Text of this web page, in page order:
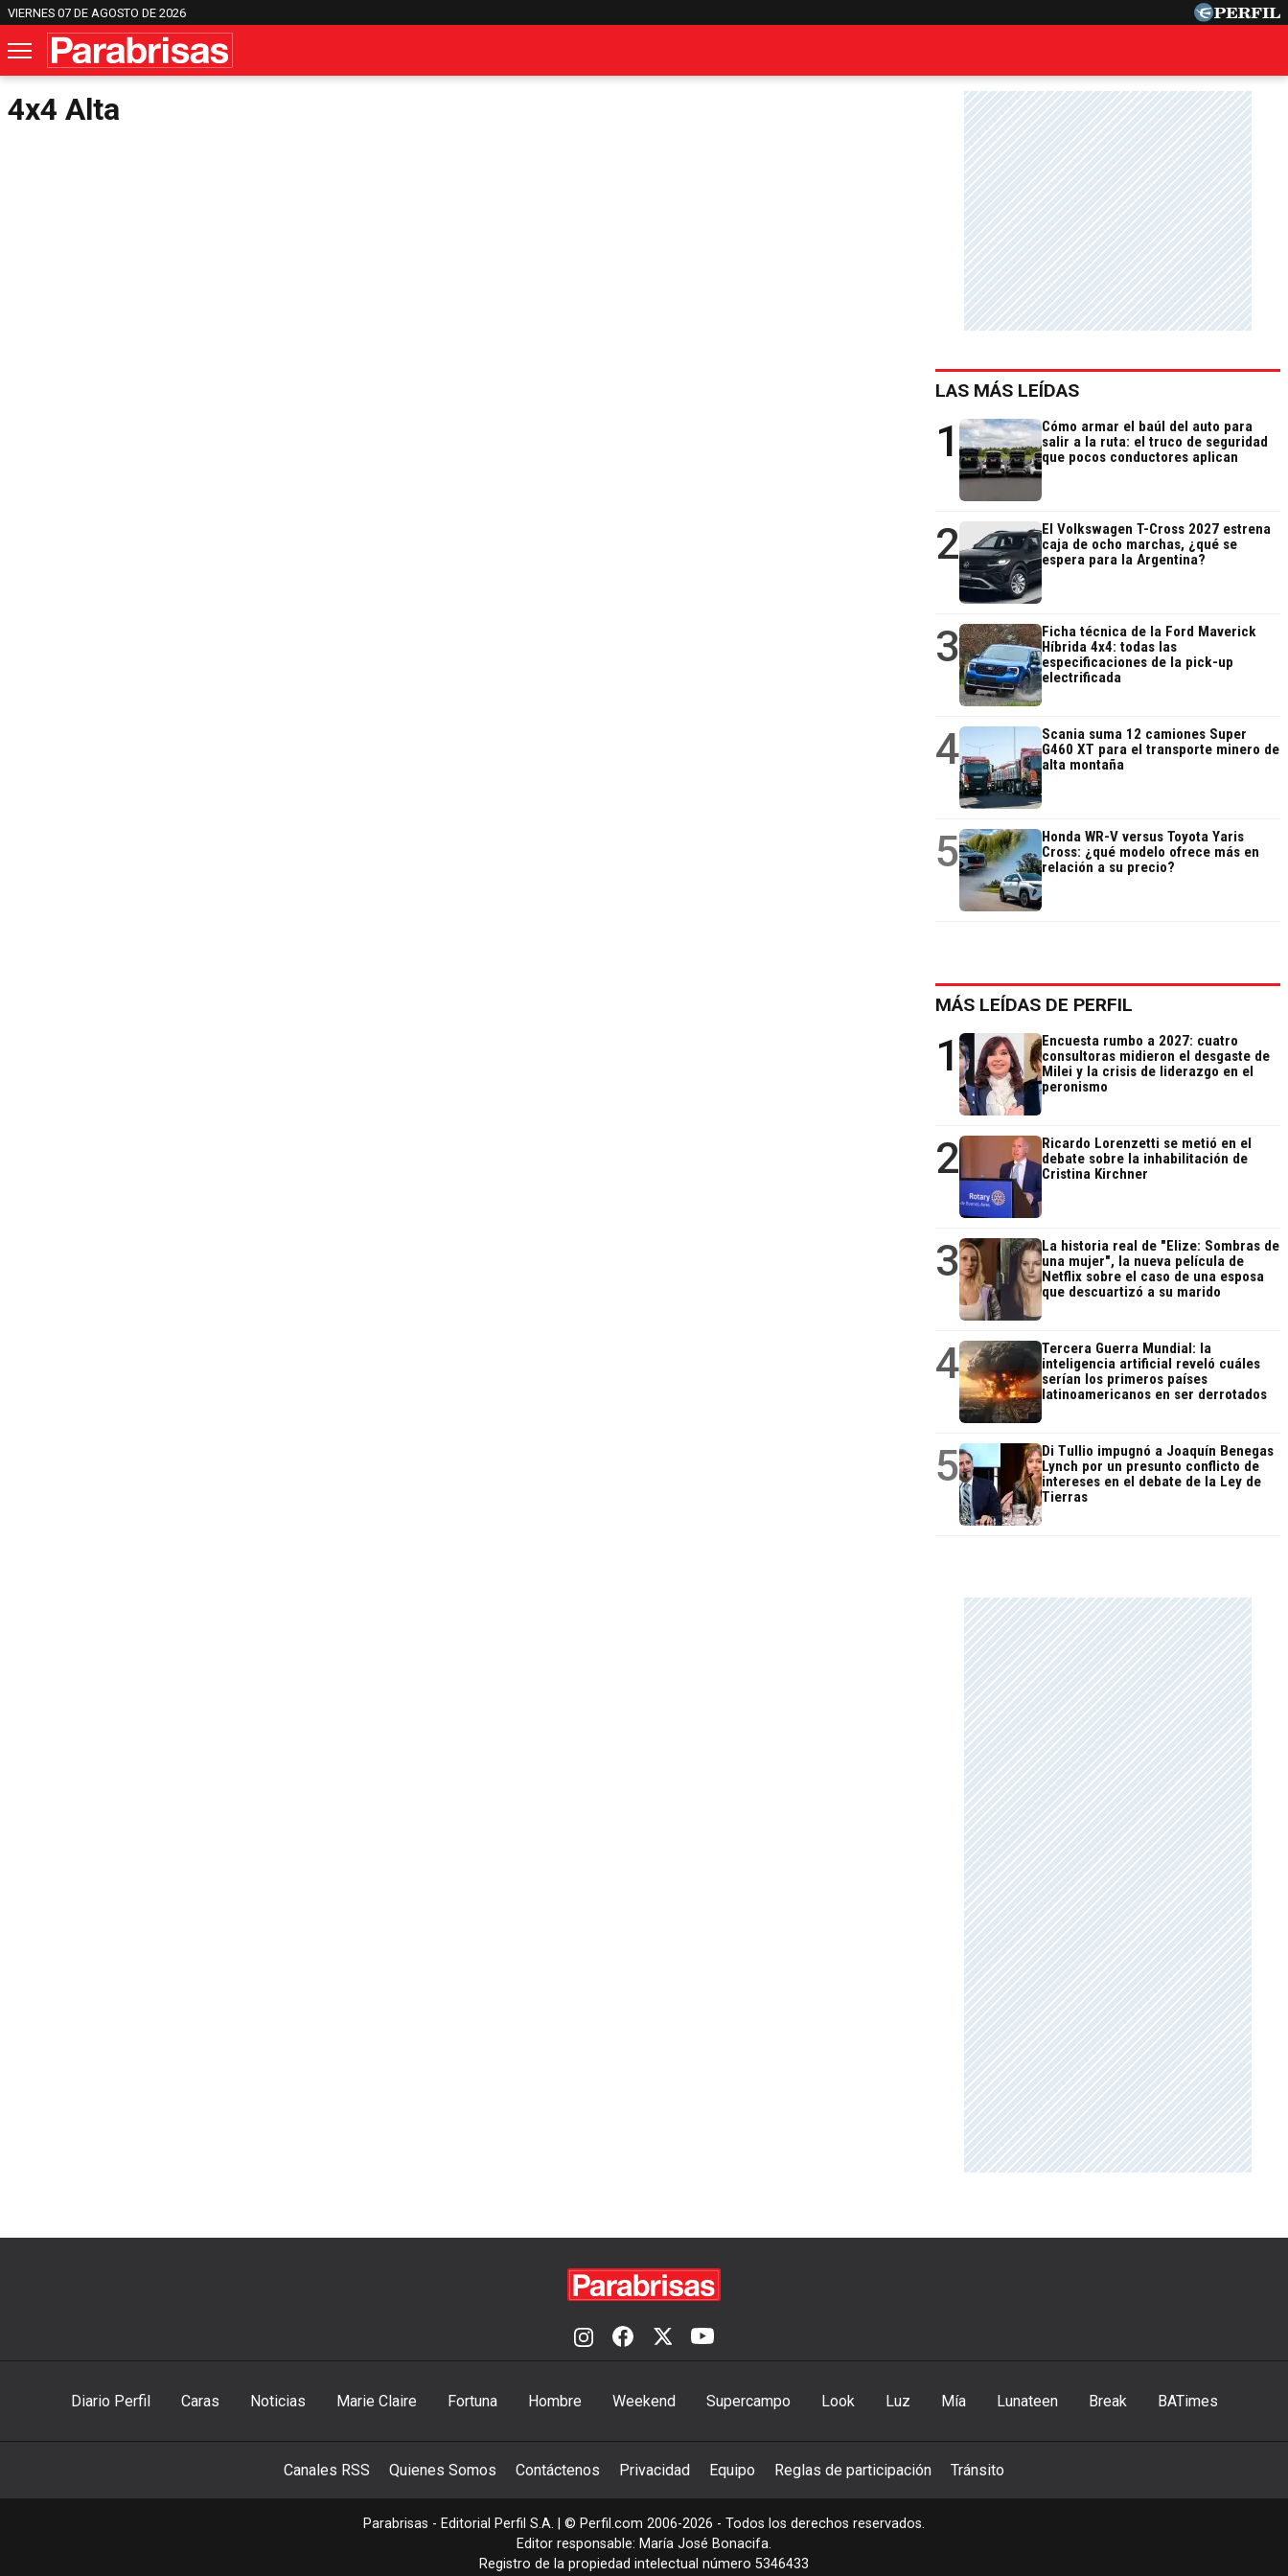
VIERNES 07 DE AGOSTO DE 2026
4x4 Alta
LAS MÁS LEÍDAS
1
Cómo armar el baúl del auto para
salir a la ruta: el truco de seguridad
que pocos conductores aplican
2
El Volkswagen T-Cross 2027 estrena
caja de ocho marchas, ¿qué se
espera para la Argentina?
3
Ficha técnica de la Ford Maverick
Híbrida 4x4: todas las
especificaciones de la pick-up
electrificada
4
Scania suma 12 camiones Super
G460 XT para el transporte minero de
alta montaña
5
Honda WR-V versus Toyota Yaris
Cross: ¿qué modelo ofrece más en
relación a su precio?
MÁS LEÍDAS DE PERFIL
1
Encuesta rumbo a 2027: cuatro
consultoras midieron el desgaste de
Milei y la crisis de liderazgo en el
peronismo
2
Ricardo Lorenzetti se metió en el
debate sobre la inhabilitación de
Cristina Kirchner
3
La historia real de "Elize: Sombras de
una mujer", la nueva película de
Netflix sobre el caso de una esposa
que descuartizó a su marido
4
Tercera Guerra Mundial: la
inteligencia artificial reveló cuáles
serían los primeros países
latinoamericanos en ser derrotados
5
Di Tullio impugnó a Joaquín Benegas
Lynch por un presunto conflicto de
intereses en el debate de la Ley de
Tierras
Diario Perfil Caras Noticias Marie Claire Fortuna Hombre Weekend Supercampo Look Luz Mía Lunateen Break BATimes
Canales RSS Quienes Somos Contáctenos Privacidad Equipo Reglas de participación Tránsito
Parabrisas - Editorial Perfil S.A. | © Perfil.com 2006-2026 - Todos los derechos reservados.
Editor responsable: María José Bonacifa.
Registro de la propiedad intelectual número 5346433